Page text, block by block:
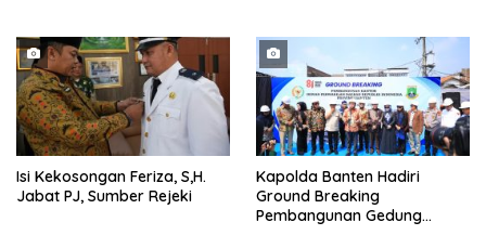
Isi Kekosongan Feriza, S,H.
Jabat PJ, Sumber Rejeki
Kapolda Banten Hadiri
Ground Breaking
Pembangunan Gedung